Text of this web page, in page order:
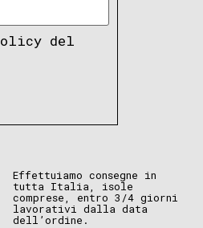
del
Effettuiamo consegne in
tutta Italia, isole
comprese, entro 3/4 giorni
lavorativi dalla data
dell’ordine.